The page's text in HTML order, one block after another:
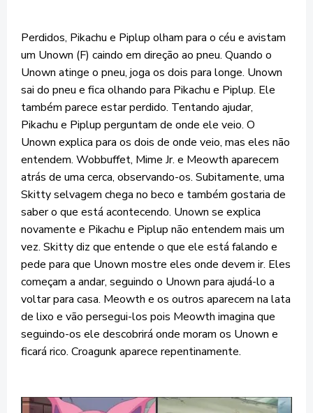
Perdidos, Pikachu e Piplup olham para o céu e avistam
um Unown (F) caindo em direção ao pneu. Quando o
Unown atinge o pneu, joga os dois para longe. Unown
sai do pneu e fica olhando para Pikachu e Piplup. Ele
também parece estar perdido. Tentando ajudar,
Pikachu e Piplup perguntam de onde ele veio. O
Unown explica para os dois de onde veio, mas eles não
entendem. Wobbuffet, Mime Jr. e Meowth aparecem
atrás de uma cerca, observando-os. Subitamente, uma
Skitty selvagem chega no beco e também gostaria de
saber o que está acontecendo. Unown se explica
novamente e Pikachu e Piplup não entendem mais um
vez. Skitty diz que entende o que ele está falando e
pede para que Unown mostre eles onde devem ir. Eles
começam a andar, seguindo o Unown para ajudá-lo a
voltar para casa. Meowth e os outros aparecem na lata
de lixo e vão persegui-los pois Meowth imagina que
seguindo-os ele descobrirá onde moram os Unown e
ficará rico. Croagunk aparece repentinamente.